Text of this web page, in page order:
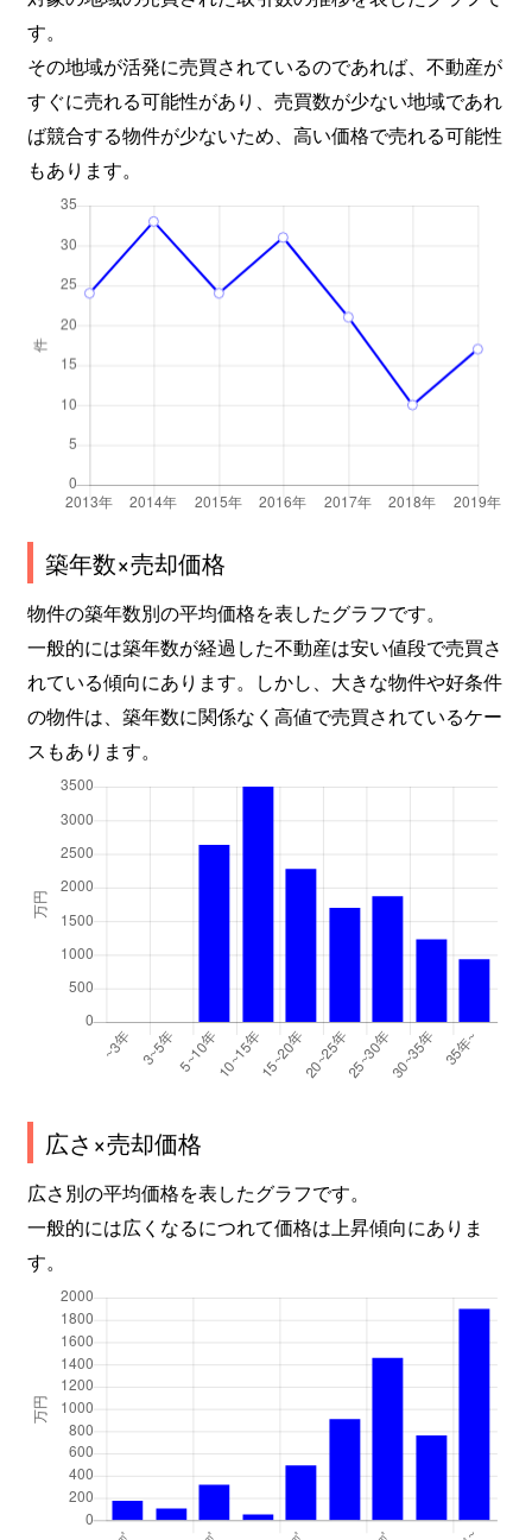
す。
その地域が活発に売買されているのであれば、不動産が
すぐに売れる可能性があり、売買数が少ない地域であれ
ば競合する物件が少ないため、高い価格で売れる可能性
もあります。
築年数×売却価格
物件の築年数別の平均価格を表したグラフです。
一般的には築年数が経過した不動産は安い値段で売買さ
れている傾向にあります。しかし、大きな物件や好条件
の物件は、築年数に関係なく高値で売買されているケー
スもあります。
広さ×売却価格
広さ別の平均価格を表したグラフです。
一般的には広くなるにつれて価格は上昇傾向にありま
す。